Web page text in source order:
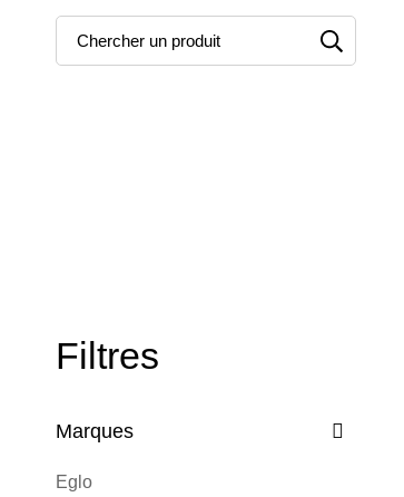
pour:
Filtres
Marques
Eglo